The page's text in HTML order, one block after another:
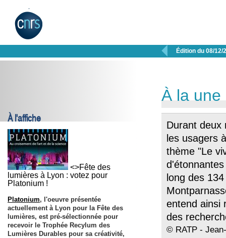
 Édition du 08/12/
À l'affiche
<>Fête des
lumières à Lyon : votez pour
Platonium !
Platonium, l'oeuvre présentée
actuellement à Lyon pour la Fête des
lumières, est pré-sélectionnée pour
recevoir le Trophée Recylum des
Lumières Durables pour sa créativité,
À la une
Durant deux
les usagers
thème "Le
long des
entend ainsi
des
© RATP -